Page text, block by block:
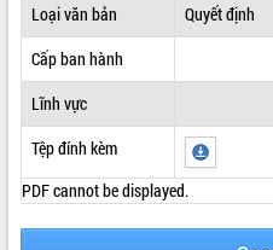
Loại văn bản
Quyết định
Cấp ban hành
Lĩnh vực
Tệp đính kèm
PDF cannot be displayed.